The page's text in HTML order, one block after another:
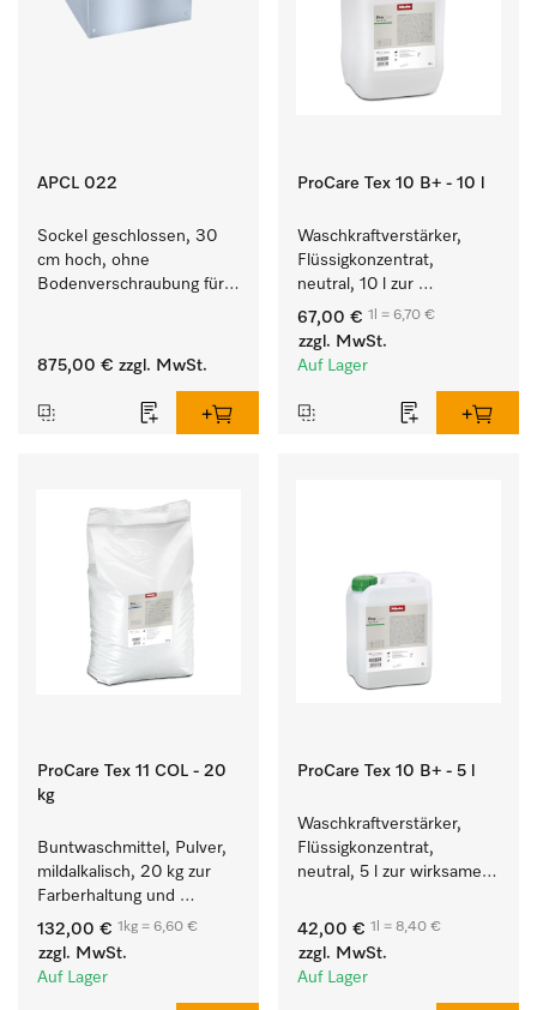
APCL 022
Sockel geschlossen, 30
cm hoch, ohne
Bodenverschraubung für
Waschmaschine und
875,00 € zzgl. MwSt.
ProCare Tex 10 B+ - 10 l
Waschkraftverstärker,
Flüssigkonzentrat,
neutral, 10 l zur
wirksamen Entfernung
von Fettverschmutzungen.
67,00 € 1l = 6,70 €
zzgl. MwSt.
Auf Lager
ProCare Tex 11 COL - 20
kg
Buntwaschmittel, Pulver,
mildalkalisch, 20 kg zur
Farberhaltung und
Reinigung von
Buntwäsche.
132,00 € 1kg = 6,60 €
zzgl. MwSt.
Auf Lager
ProCare Tex 10 B+ - 5 l
Waschkraftverstärker,
Flüssigkonzentrat,
neutral, 5 l zur wirksamen
Fettverschmutzungen.
42,00 € 1l = 8,40 €
zzgl. MwSt.
Auf Lager